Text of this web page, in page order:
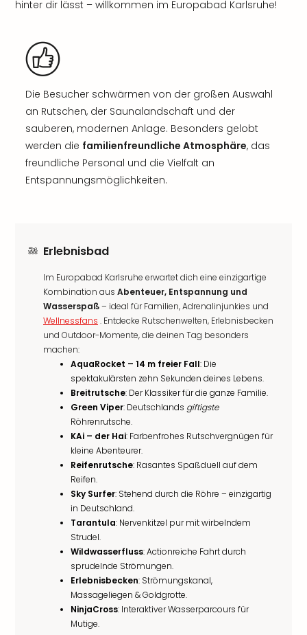
hinter dir lässt – willkommen im Europabad Karlsruhe!
Die Besucher schwärmen von der großen Auswahl
an Rutschen, der Saunalandschaft und der
sauberen, modernen Anlage. Besonders gelobt
werden die familienfreundliche Atmosphäre, das
freundliche Personal und die Vielfalt an
Entspannungsmöglichkeiten.
Erlebnisbad
Im Europabad Karlsruhe erwartet dich eine einzigartige
Kombination aus Abenteuer, Entspannung und
Wasserspaß– ideal für Familien, Adrenalinjunkies und
Wellnessfans . Entdecke Rutschenwelten, Erlebnisbecken
und Outdoor-Momente, die deinen Tag besonders
machen:
AquaRocket – 14 m freier Fall: Die
spektakulärsten zehn Sekunden deines Lebens.
Breitrutsche: Der Klassiker für die ganze Familie.
Green Viper: Deutschlands giftigste
Röhrenrutsche.
KAi – der Hai: Farbenfrohes Rutschvergnügen für
kleine Abenteurer.
Reifenrutsche: Rasantes Spaßduell auf dem
Reifen.
Sky Surfer: Stehend durch die Röhre – einzigartig
in Deutschland.
Tarantula: Nervenkitzel pur mit wirbelndem
Strudel.
Wildwasserfluss: Actionreiche Fahrt durch
sprudelnde Strömungen.
Erlebnisbecken: Strömungskanal,
Massageliegen & Goldgrotte.
NinjaCross: Interaktiver Wasserparcours für
Mutige.